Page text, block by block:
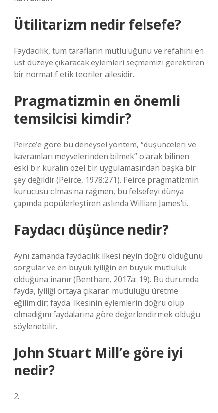
Ütilitarizm nedir felsefe?
Faydacılık, tüm tarafların mutluluğunu ve refahını en
üst düzeye çıkaracak eylemleri seçmemizi gerektiren
bir normatif etik teoriler ailesidir.
Pragmatizmin en önemli
temsilcisi kimdir?
Peirce’e göre bu deneysel yöntem, “düşünceleri ve
kavramları meyvelerinden bilmek” olarak bilinen
eski bir kuralın özel bir uygulamasından başka bir
şey değildir (Peirce, 1978:271). Peirce pragmatizmin
kurucusu olmasına rağmen, bu felsefeyi dünya
çapında popülerleştiren aslında William James’ti.
Faydacı düşünce nedir?
Aynı zamanda faydacılık ilkesi neyin doğru olduğunu
sorgular ve en büyük iyiliğin en büyük mutluluk
olduğuna inanır (Bentham, 2017a: 19). Bu durumda
fayda, iyiliği ortaya çıkaran mutluluğu üretme
eğilimidir; fayda ilkesinin eylemlerin doğru olup
olmadığını faydalarına göre değerlendirmek olduğu
söylenebilir.
John Stuart Mill’e göre iyi
nedir?
2.